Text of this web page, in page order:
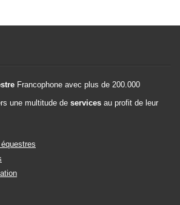
Francophone avec plus de 200.000
une multitude de services au profit de leur